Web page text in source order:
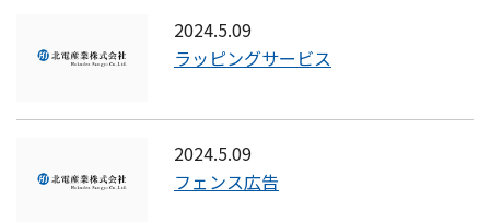
2024.5.09
ラッピングサービス
2024.5.09
フェンス広告